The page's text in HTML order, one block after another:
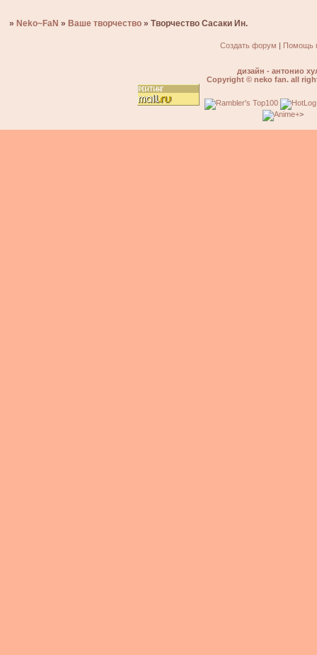
» Neko~FaN » Ваше творчество »Творчество Сасаки Ин.
Создать форум Помощь
дизайн - антонио
Copyright © neko fan. all
>